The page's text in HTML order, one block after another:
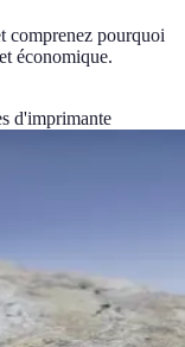
comprenez pourquoi
économique.
d'imprimante